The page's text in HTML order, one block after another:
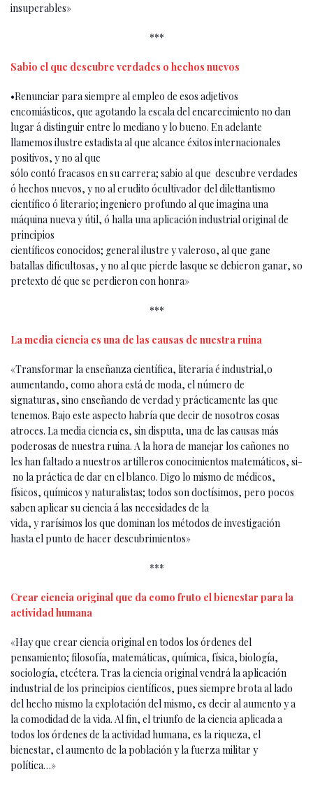
insuperables»
***
Sabio el que descubre verdades o hechos nuevos
•Renunciar para siempre al empleo de esos adjetivos
encomiásticos, que agotando la es­cala del encarecimiento no dan
lugar á distin­guir entre lo mediano y lo bueno. En adelante
llamemos ilustre estadista al que alcance éxitos internacionales
positivos, y no al que
sólo contó fracasos en su carrera; sabio al que descubre verdades
ó hechos nuevos, y no al erudito ócultivador del dilettantismo
científi­co ó literario; ingeniero profundo al que ima­gina una
máquina nueva y útil, ó halla una aplicación industrial original de
principios
científicos conocidos; general ilustre y vale­roso, al que gane
batallas dificultosas, y no al que pierde lasque se debieron ganar, so
pre­texto dé que se perdieron con honra»
***
La media ciencia es una de las causas de nuestra ruina
«Transformar la enseñanza científica, lite­raria é industrial,o
aumentando, como aho­ra está de moda, el número de
signaturas, sino enseñando de verdad y prácticamente las que
tenemos. Bajo este aspecto habría que decir de nosotros cosas
atroces. La media ciencia es, sin disputa, una de las causas más
poderosas de nuestra ruina. A la hora de ma­nejar los cañones no
les han faltado a nues­tros artilleros conocimientos matemáticos, si­
no la práctica de dar en el blanco. Digo lo mismo de médicos,
físicos, químicos y natu­ralistas; todos son doctísimos, pero pocos
saben aplicar su ciencia á las necesidades de la
vida, y rarísimos los que dominan los méto­dos de investigación
hasta el punto de hacer descubrimientos»
***
Crear ciencia original que da como fruto el bienestar para la
actividad humana
«Hay que crear ciencia original en todos los órdenes del
pensamiento; filosofía, mate­máticas, química, física, biología,
sociología, etcétera. Tras la ciencia original vendrá la aplicación
industrial de los principios científicos, pues siempre brota al lado
del hecho mismo la explotación del mismo, es decir al aumento y a
la comodidad de la vida. Al fin, el triunfo de la ciencia aplicada a
todos los órdenes de la actividad humana, es la riqueza, el
bienestar, el aumento de la población y la fuerza militar y
política…»